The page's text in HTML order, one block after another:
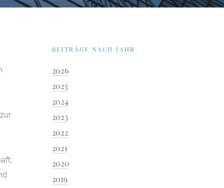
BEITRÄGE NACH JAHR
2026
2025
2024
2023
2022
2021
2020
2019